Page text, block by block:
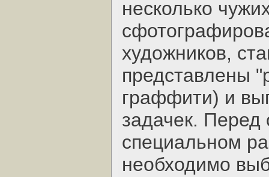
несколько
художников,
представлены
граффити) и
задачек. Перед
специальном
необходимо